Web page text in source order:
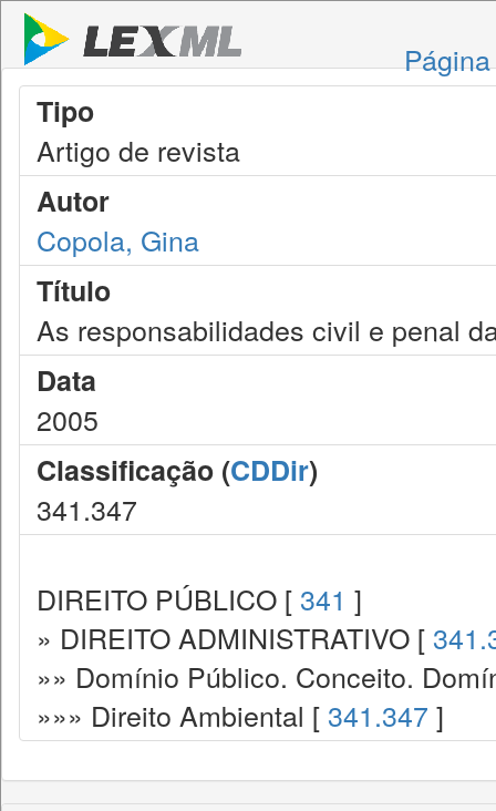
Tipo
Artigo de revista
Autor
Copola, Gina
Título
As responsabilidades civil e penal
Data
2005
Classificação (CDDir)
341.347
DIREITO PÚBLICO [ 341 ]
» DIREITO ADMINISTRATIVO [
»» Domínio Público. Conceito.
»»» Direito Ambiental [ 341.347 ]